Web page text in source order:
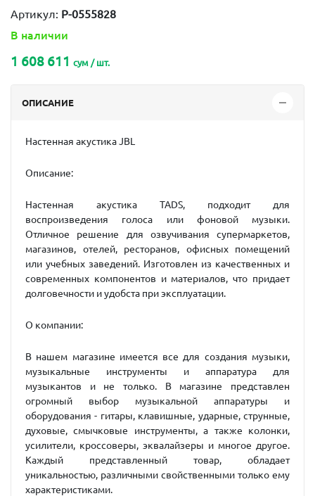
Артикул: P-0555828
В наличии
1 608 611 сум / шт.
ОПИСАНИЕ
Настенная акустикаJBL
Описание:
Настенная акустика TADS, подходит для
воспроизведения голоса или фоновой музыки.
Отличное решение для озвучивания супермаркетов,
магазинов, отелей, ресторанов, офисных помещений
или учебных заведений. Изготовлен из качественных и
современных компонентов и материалов, что придает
долговечности и удобста при эксплуатации.
О компании:
В нашем магазине имеется все для создания музыки,
музыкальные инструменты и аппаратура для
музыкантов и не только. В магазине представлен
огромный выбор музыкальной аппаратуры и
оборудования - гитары, клавишные, ударные, струнные,
духовые, смычковые инструменты, а также колонки,
усилители, кроссоверы, эквалайзеры и многое другое.
Каждый представленный товар, обладает
уникальностью, различными свойственными только ему
характеристиками.